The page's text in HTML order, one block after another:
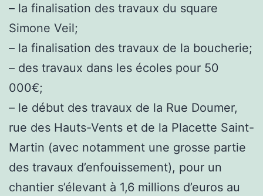
– la finalisation des travaux du square
Simone Veil;
– la finalisation des travaux de la boucherie;
– des travaux dans les écoles pour 50
000€;
– le début des travaux de la Rue Doumer,
rue des Hauts-Vents et de la Placette Saint-
Martin (avec notamment une grosse partie
des travaux d’enfouissement), pour un
chantier s’élevant à 1,6 millions d’euros au